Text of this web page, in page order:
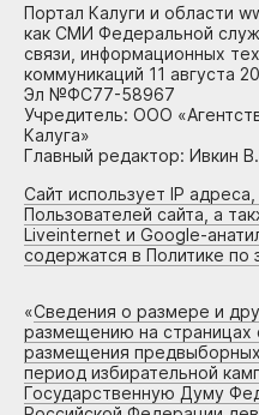
Портал Калуги и области
как СМИ Федеральной
связи, информационных
коммуникаций 11 августа
Эл №ФС77-58967
Учредитель: ООО
Калуга»
Главный редактор: Ивкин
Сайт использует IP
Пользователей сайта, а
Liveinternet и Google-
содержатся в Политике по
«Сведения о размере и
размещению на страницах
размещения
период избирательной
Государственную Думу